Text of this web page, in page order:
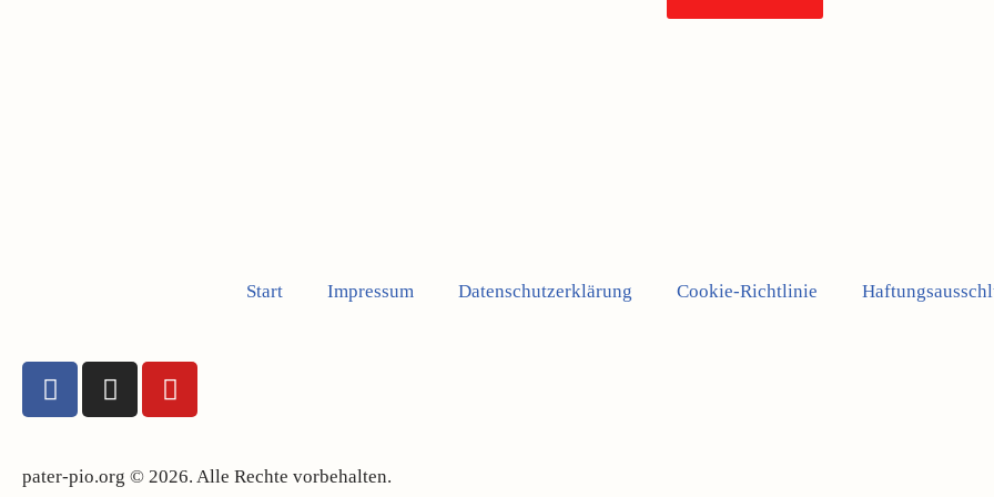
Start Impressum Datenschutzerklärung Cookie-Richtlinie
pater-pio.org © 2026. Alle Rechte vorbehalten.